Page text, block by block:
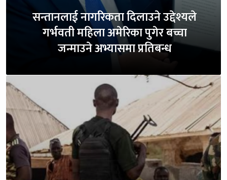
सन्तानलाई नागरिकता दिलाउने उद्देश्यले
गर्भवती महिला अमेरिका पुगेर बच्चा
जन्माउने अभ्यासमा प्रतिबन्ध